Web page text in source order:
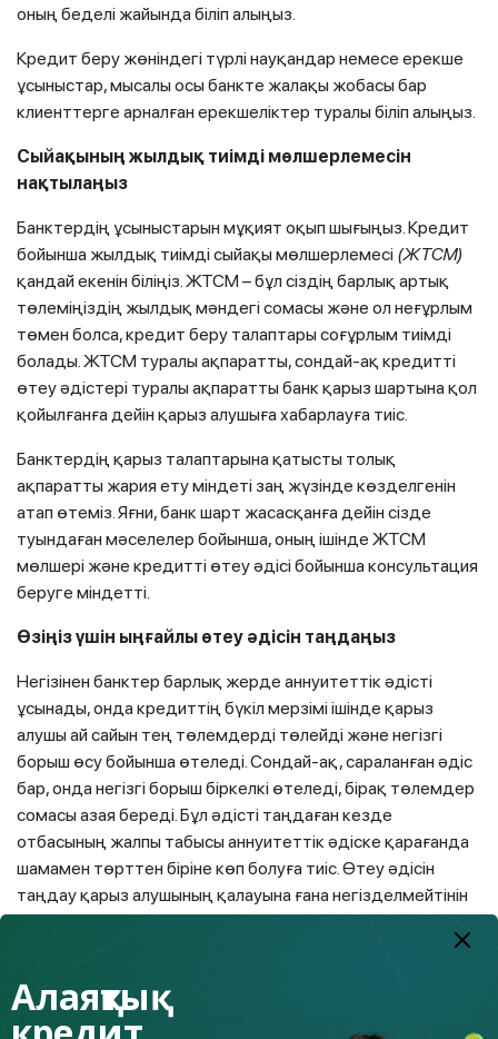
оның беделі жайында біліп алыңыз.
Кредит беру жөніндегі түрлі науқандар немесе ерекше
ұсыныстар, мысалы осы банкте жалақы жобасы бар
клиенттерге арналған ерекшеліктер туралы біліп алыңыз.
Сыйақының жылдық тиімді мөлшерлемесін
нақтылаңыз
Банктердің ұсыныстарын мұқият оқып шығыңыз. Кредит
бойынша жылдық тиімді сыйақы мөлшерлемесі (ЖТСМ)
қандай екенін біліңіз. ЖТСМ – бұл сіздің барлық артық
төлеміңіздің жылдық мәндегі сомасы және ол неғұрлым
төмен болса, кредит беру талаптары соғұрлым тиімді
болады. ЖТСМ туралы ақпаратты, сондай-ақ кредитті
өтеу әдістері туралы ақпаратты банк қарыз шартына қол
қойылғанға дейін қарыз алушыға хабарлауға тиіс.
Банктердің қарыз талаптарына қатысты толық
ақпаратты жария ету міндеті заң жүзінде көзделгенін
атап өтеміз. Яғни, банк шарт жасасқанға дейін сізде
туындаған мәселелер бойынша, оның ішінде ЖТСМ
мөлшері және кредитті өтеу әдісі бойынша консультация
беруге міндетті.
Өзіңіз үшін ыңғайлы өтеу әдісін таңдаңыз
Негізінен банктер барлық жерде аннуитеттік әдісті
ұсынады, онда кредиттің бүкіл мерзімі ішінде қарыз
алушы ай сайын тең төлемдерді төлейді және негізгі
борыш өсу бойынша өтеледі. Сондай-ақ, сараланған әдіс
бар, онда негізгі борыш біркелкі өтеледі, бірақ төлемдер
сомасы азая береді. Бұл әдісті таңдаған кезде
отбасының жалпы табысы аннуитеттік әдіске қарағанда
шамамен төрттен біріне көп болуға тиіс. Өтеу әдісін
таңдау қарыз алушының қалауына ғана негізделмейтінін
Кредиттеу мерзімдеріне назар аударыңыз
Алаяқтық